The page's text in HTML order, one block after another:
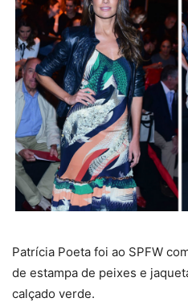
Patrícia Poeta foi ao SPFW
de estampa de peixes e
calçado verde.